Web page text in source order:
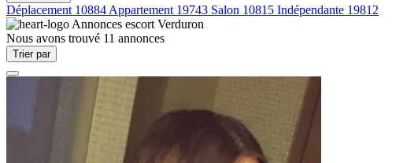
Déplacement 10884 Appartement 19743 Salon 10815 Indépendante 19812
Annonces escort Verduron
Nous avons trouvé 11 annonces
Trier par